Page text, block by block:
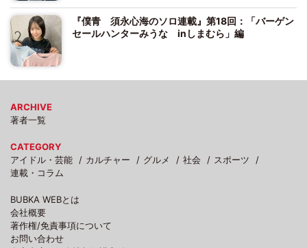
『僕青 須永心海のソロ連載』第18回：「バーゲン
セールハンターみうな inしまむら」編
ARCHIVE
著者一覧
CATEGORY
アイドル・芸能
カルチャー グルメ 社会
スポーツ
連載・コラム
BUBKA WEBとは
会社概要
著作権/免責事項について
お問い合わせ